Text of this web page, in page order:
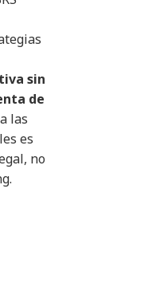
sin
de
las
es
no